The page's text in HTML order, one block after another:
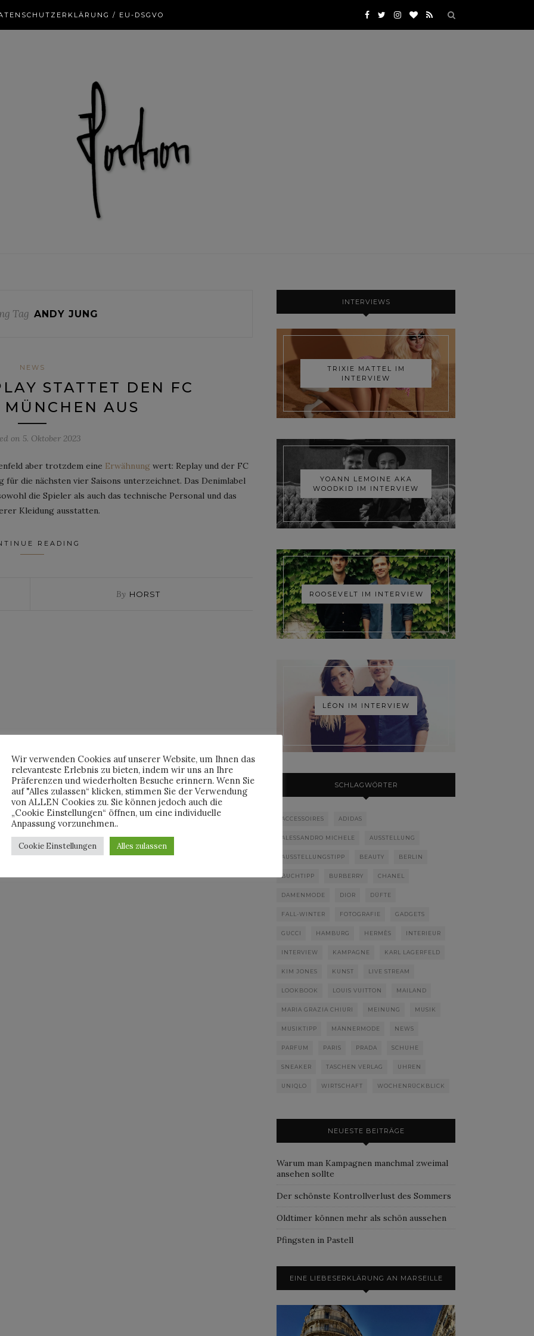
/ EU-DSGVO
Tag ANDY JUNG
NEWS
STATTET DEN FC
AUS
on 5. Oktober 2023
aber trotzdem eine Erwähnung wert: Replay und der FC
für die nächsten vier Saisons unterzeichnet. Das Denimlabel
die Spieler als auch das technische Personal und das
Kleidung ausstatten.
READING
By HORST
INTERVIEWS
TRIXIE MATTEL IM
INTERVIEW
YOANN LEMOINE AKA
WOODKID IM INTERVIEW
ROOSEVELT IM INTERVIEW
LÉON IM INTERVIEW
SCHLAGWÖRTER
ACCESSOIRES ADIDAS
ALESSANDRO MICHELE AUSSTELLUNG
AUSSTELLUNGSTIPP BEAUTY BERLIN
BUCHTIPP BURBERRY CHANEL
DAMENMODE DIOR DÜFTE
FALL-WINTER FOTOGRAFIE GADGETS
GUCCI HAMBURG HERMÈS INTERIEUR
INTERVIEW KAMPAGNE KARL LAGERFELD
KIM JONES KUNST LIVE STREAM
LOOKBOOK LOUIS VUITTON MAILAND
MARIA GRAZIA CHIURI MEINUNG MUSIK
MUSIKTIPP MÄNNERMODE NEWS
PARFUM PARIS PRADA SCHUHE
SNEAKER TASCHEN VERLAG UHREN
UNIQLO WIRTSCHAFT WOCHENRÜCKBLICK
NEUESTE BEITRÄGE
Warum man Kampagnen manchmal zweimal
ansehen sollte
Der schönste Kontrollverlust des Sommers
Oldtimer können mehr als schön aussehen
Pfingsten in Pastell
EINE LIEBESERKLÄRUNG AN MARSEILLE
Wir verwenden Cookies auf unserer Website, um Ihnen das
relevanteste Erlebnis zu bieten, indem wir uns an Ihre
Präferenzen und wiederholten Besuche erinnern. Wenn Sie
auf "Alles zulassen“ klicken, stimmen Sie der Verwendung
von ALLEN Cookies zu. Sie können jedoch auch die
„Cookie Einstellungen“ öffnen, um eine individuelle
Anpassung vorzunehmen..
Cookie Einstellungen Alles zulassen